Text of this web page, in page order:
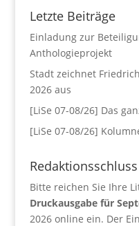
Letzte Beiträge
Einladung zur
Anthologieprojekt
Stadt zeichnet
2026 aus
[LiSe 07-08/26] Das
[LiSe 07-08/26]
Bitte reichen Sie Ihre
Druckausgabe für
2026 online ein. Der